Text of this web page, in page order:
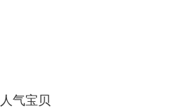
人气宝贝